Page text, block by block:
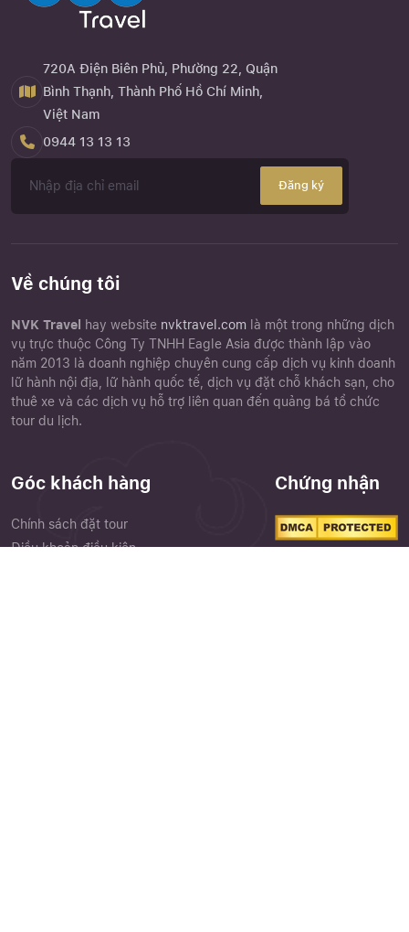
720A Điện Biên Phủ, Phường 22, Quận
Bình Thạnh, Thành Phố Hồ Chí Minh,
Việt Nam
0944 13 13 13
Đăng ký
Về chúng tôi
NVK Travel hay website nvktravel.com là một trong những dịch
vụ trực thuộc Công Ty TNHH Eagle Asia được thành lập vào
năm 2013 là doanh nghiệp chuyên cung cấp dịch vụ kinh doanh
lữ hành nội địa, lữ hành quốc tế, dịch vụ đặt chỗ khách sạn, cho
thuê xe và các dịch vụ hỗ trợ liên quan đến quảng bá tổ chức
tour du lịch.
Góc khách hàng
Chính sách đặt tour
Điều khoản điều kiện
Chứng nhận